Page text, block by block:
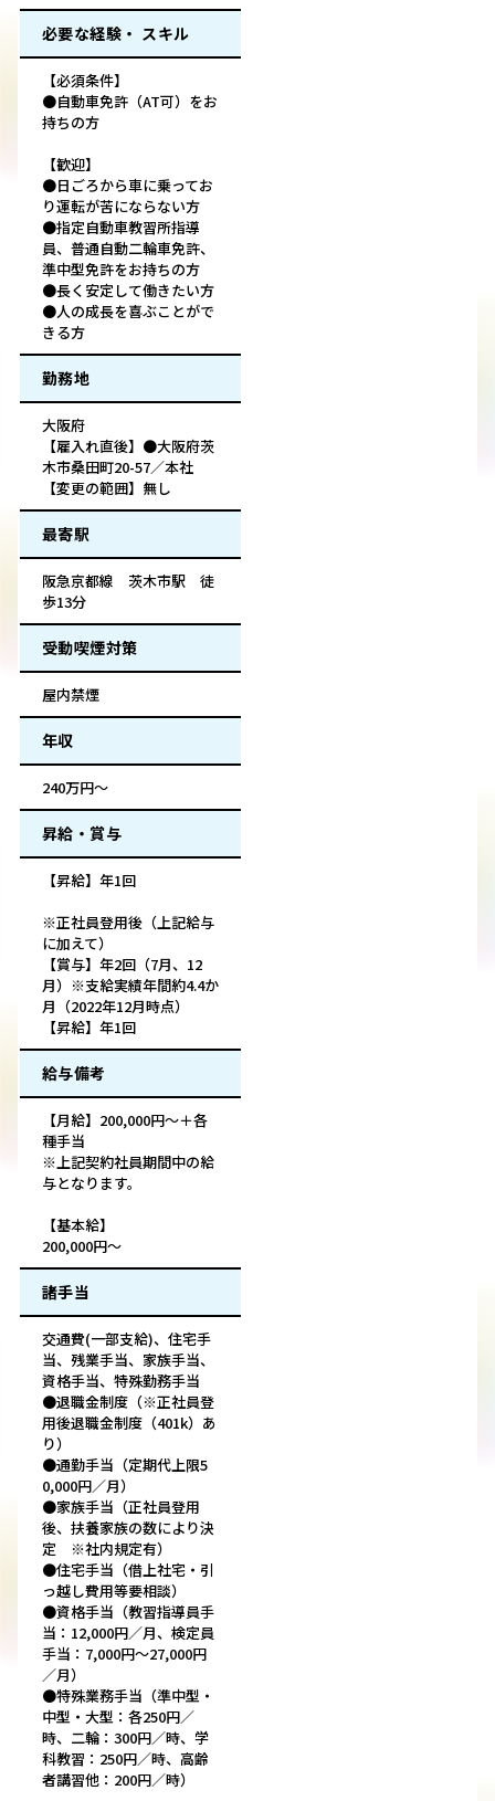
必要な経験・ スキル
【必須条件】
●自動車免許（AT可）をお
持ちの方
【歓迎】
●日ごろから車に乗ってお
り運転が苦にならない方
●指定自動車教習所指導
員、普通自動二輪車免許、
準中型免許をお持ちの方
●長く安定して働きたい方
●人の成長を喜ぶことがで
きる方
勤務地
大阪府
【雇入れ直後】●大阪府茨
木市桑田町20-57／本社
【変更の範囲】無し
最寄駅
阪急京都線 茨木市駅 徒
歩13分
受動喫煙対策
屋内禁煙
年収
240万円～
昇給・賞与
【昇給】年1回
※正社員登用後（上記給与
に加えて）
【賞与】年2回（7月、12
月）※支給実績年間約4.4か
月（2022年12月時点）
【昇給】年1回
給与備考
【月給】200,000円～＋各
種手当
※上記契約社員期間中の給
与となります。
【基本給】
200,000円～
諸手当
交通費(一部支給)、住宅手
当、残業手当、家族手当、
資格手当、特殊勤務手当
●退職金制度（※正社員登
用後退職金制度（401k）あ
り）
●通勤手当（定期代上限5
0,000円／月）
●家族手当（正社員登用
後、扶養家族の数により決
定 ※社内規定有）
●住宅手当（借上社宅・引
っ越し費用等要相談）
●資格手当（教習指導員手
当：12,000円／月、検定員
手当：7,000円～27,000円
／月）
●特殊業務手当（準中型・
中型・大型：各250円／
時、二輪：300円／時、学
科教習：250円／時、高齢
者講習他：200円／時）